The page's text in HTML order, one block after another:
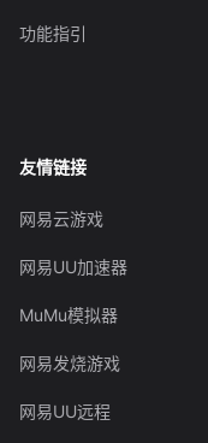
功能指引
友情链接
网易云游戏
网易UU加速器
MuMu模拟器
网易发烧游戏
网易UU远程